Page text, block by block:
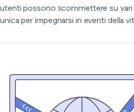
utenti possono scommettere su vari
unica per impegnarsi in eventi della